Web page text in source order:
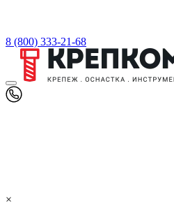
8 (800) 333-21-68
×